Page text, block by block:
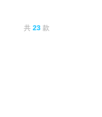
共 23 款